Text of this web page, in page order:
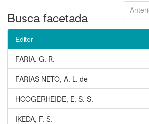
Busca facetada
Editor
FARIA, G. R.
FARIAS NETO, A. L. de
HOOGERHEIDE, E. S. S.
IKEDA, F. S.